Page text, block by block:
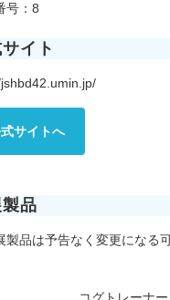
号：8
イト
サイトへ
品
品は予告なく変更になる